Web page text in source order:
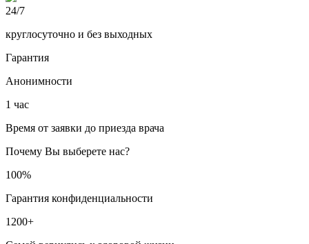
24/7
круглосуточно и без выходных
Гарантия
Анонимности
1 час
Время от заявки до приезда врача
Почему Вы выберете нас?
100%
Гарантия конфиденциальности
1200+